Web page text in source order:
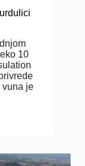
10
vuna je